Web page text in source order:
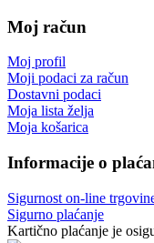
Moj račun
Moj profil
Moji podaci za račun
Dostavni podaci
Moja lista želja
Moja košarica
Informacije o
Sigurnost on-line
Sigurno plaćanje
Kartično plaćanje je